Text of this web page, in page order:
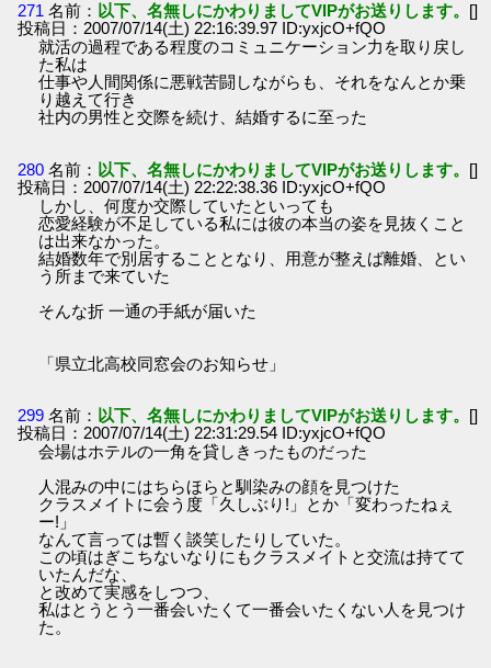
271 名前： 以下、名無しにかわりましてVIPがお送りします。 []
投稿日：2007/07/14(土) 22:16:39.97 ID:yxjcO+fQO
就活の過程である程度のコミュニケーション力を取り戻し
た私は
仕事や人間関係に悪戦苦闘しながらも、それをなんとか乗
り越えて行き
社内の男性と交際を続け、結婚するに至った
280 名前： 以下、名無しにかわりましてVIPがお送りします。 []
投稿日：2007/07/14(土) 22:22:38.36 ID:yxjcO+fQO
しかし、何度か交際していたといっても
恋愛経験が不足している私には彼の本当の姿を見抜くこと
は出来なかった。
結婚数年で別居することとなり、用意が整えば離婚、とい
う所まで来ていた
そんな折 一通の手紙が届いた
「県立北高校同窓会のお知らせ」
299 名前： 以下、名無しにかわりましてVIPがお送りします。 []
投稿日：2007/07/14(土) 22:31:29.54 ID:yxjcO+fQO
会場はホテルの一角を貸しきったものだった
人混みの中にはちらほらと馴染みの顔を見つけた
クラスメイトに会う度「久しぶり!」とか「変わったねぇ
ー!」
なんて言っては暫く談笑したりしていた。
この頃はぎこちないなりにもクラスメイトと交流は持てて
いたんだな、
と改めて実感をしつつ、
私はとうとう一番会いたくて一番会いたくない人を見つけ
た。